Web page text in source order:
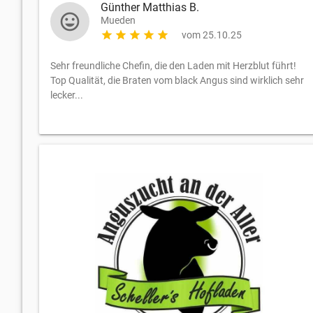
mood
Günther Matthias B.
Mueden
star star star star star vom 25.10.25
Sehr freundliche Chefin, die den Laden mit Herzblut führt!
Top Qualität, die Braten vom black Angus sind wirklich sehr
lecker...